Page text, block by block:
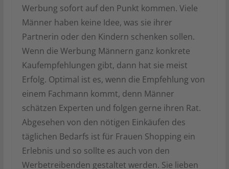
Werbung sofort auf den Punkt kommen. Viele
Männer haben keine Idee, was sie ihrer
Partnerin oder den Kindern schenken sollen.
Wenn die Werbung Männern ganz konkrete
Kaufempfehlungen gibt, dann hat sie meist
Erfolg. Optimal ist es, wenn die Empfehlung von
einem Fachmann kommt, denn Männer
schätzen Experten und folgen gerne ihren Rat.
Abgesehen von den nötigen Einkäufen des
täglichen Bedarfs ist für Frauen Shopping ein
Erlebnis und so sollte es auch von den
Werbetreibenden gestaltet werden. Sie lieben